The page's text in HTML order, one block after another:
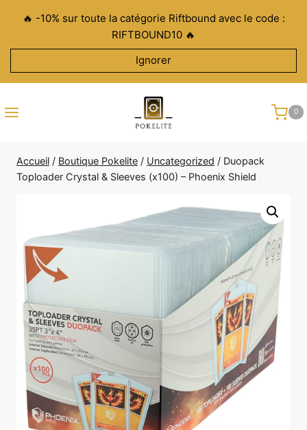
contenu
🔥 -10% sur toute la catégorie Riftbound avec le code :
RIFTBOUND10 🔥
Ignorer
0
Accueil / Boutique Pokelite / Uncategorized / Duopack
Toploader Crystal & Sleeves (x100) – Phoenix Shield